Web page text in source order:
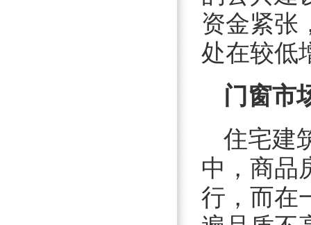
资金紧张
处在较低
门窗市
住宅建
中，商品
行，而在